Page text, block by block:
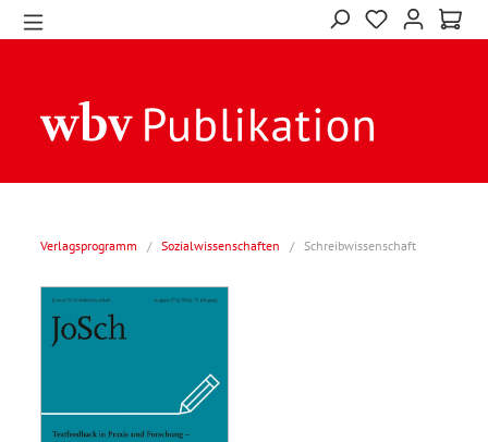
Verlagsprogramm / Sozialwissenschaften / Schreibwissenschaft